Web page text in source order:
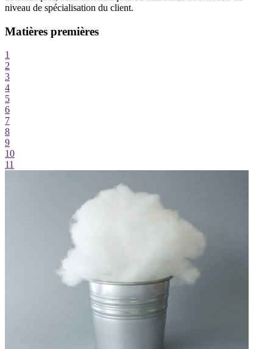
niveau de spécialisation du client.
Matières premières
1
2
3
4
5
6
7
8
9
10
11